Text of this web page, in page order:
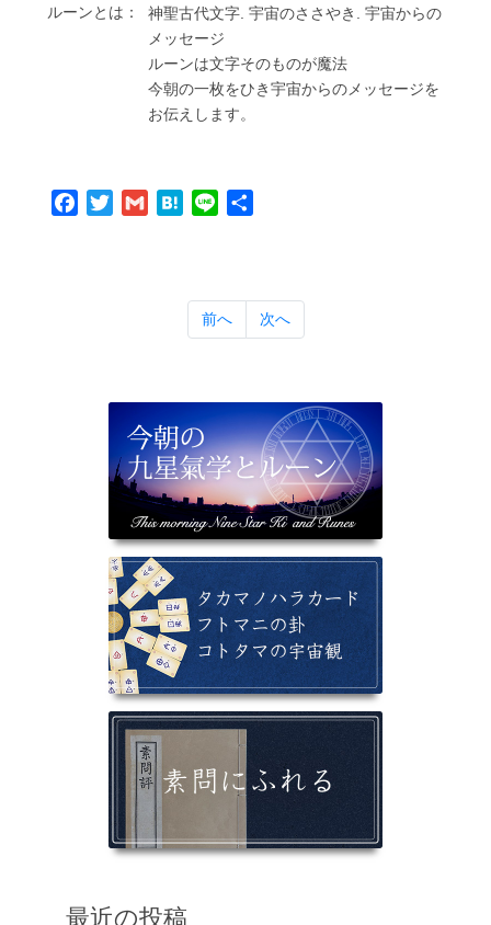
ルーンとは：
神聖古代⽂字. 宇宙のささやき. 宇宙からの
メッセージ
ルーンは⽂字そのものが魔法
今朝の⼀枚をひき宇宙からのメッセージを
お伝えします。
Facebook
TwitterGmail Hatena
Line
前へ 次へ
最近の投稿